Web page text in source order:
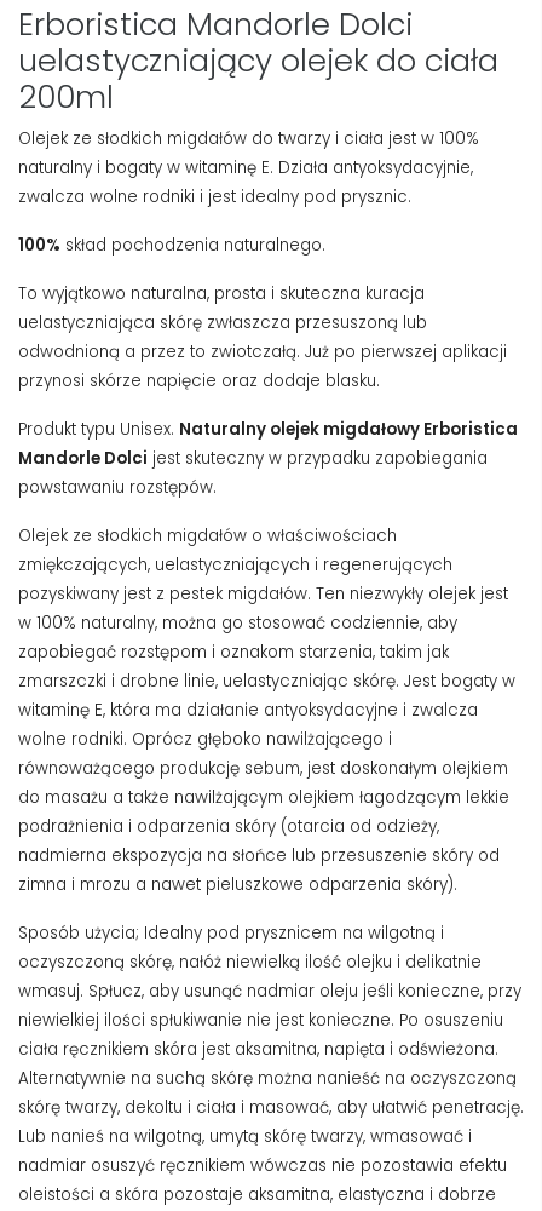
Erboristica Mandorle Dolci
uelastyczniający olejek do ciała
200ml
Olejek ze słodkich migdałów do twarzy i ciała jest w 100%
naturalny i bogaty w witaminę E. Działa antyoksydacyjnie,
zwalcza wolne rodniki i jest idealny pod prysznic.
100% skład pochodzenia naturalnego.
To wyjątkowo naturalna, prosta i skuteczna kuracja
uelastyczniająca skórę zwłaszcza przesuszoną lub
odwodnioną a przez to zwiotczałą. Już po pierwszej aplikacji
przynosi skórze napięcie oraz dodaje blasku.
Produkt typu Unisex. Naturalny olejek migdałowy Erboristica
Mandorle Dolci jest skuteczny w przypadku zapobiegania
powstawaniu rozstępów.
Olejek ze słodkich migdałów o właściwościach
zmiękczających, uelastyczniających i regenerujących
pozyskiwany jest z pestek migdałów. Ten niezwykły olejek jest
w 100% naturalny, można go stosować codziennie, aby
zapobiegać rozstępom i oznakom starzenia, takim jak
zmarszczki i drobne linie, uelastyczniając skórę. Jest bogaty w
witaminę E, która ma działanie antyoksydacyjne i zwalcza
wolne rodniki. Oprócz głęboko nawilżającego i
równoważącego produkcję sebum, jest doskonałym olejkiem
do masażu a także nawilżającym olejkiem łagodzącym lekkie
podrażnienia i odparzenia skóry (otarcia od odzieży,
nadmierna ekspozycja na słońce lub przesuszenie skóry od
zimna i mrozu a nawet pieluszkowe odparzenia skóry).
Sposób użycia; Idealny pod prysznicem na wilgotną i
oczyszczoną skórę, nałóż niewielką ilość olejku i delikatnie
wmasuj. Spłucz, aby usunąć nadmiar oleju jeśli konieczne, przy
niewielkiej ilości spłukiwanie nie jest konieczne. Po osuszeniu
ciała ręcznikiem skóra jest aksamitna, napięta i odświeżona.
Alternatywnie na suchą skórę można nanieść na oczyszczoną
skórę twarzy, dekoltu i ciała i masować, aby ułatwić penetrację.
Lub nanieś na wilgotną, umytą skórę twarzy, wmasować i
nadmiar osuszyć ręcznikiem wówczas nie pozostawia efektu
oleistości a skóra pozostaje aksamitna, elastyczna i dobrze